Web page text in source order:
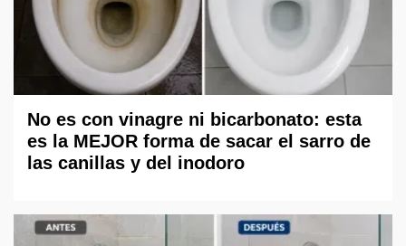
No es con vinagre ni bicarbonato: esta
es la MEJOR forma de sacar el sarro de
las canillas y del inodoro